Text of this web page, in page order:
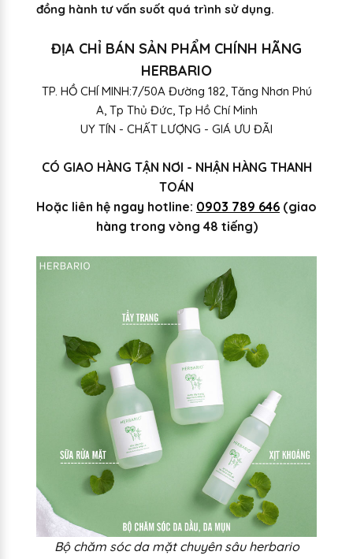
đồng hành tư vấn suốt quá trình sử dụng.
ĐỊA CHỈ BÁN SẢN PHẨM CHÍNH HÃNG
HERBARIO
TP. HỒ CHÍ MINH:7/50A Đường 182, Tăng Nhơn Phú
A, Tp Thủ Đức, Tp Hồ Chí Minh
UY TÍN - CHẤT LƯỢNG - GIÁ ƯU ĐÃI
CÓ GIAO HÀNG TẬN NƠI - NHẬN HÀNG THANH
TOÁN
Hoặc liên hệ ngay hotline: 0903 789 646 (giao
hàng trong vòng 48 tiếng)
Bộ chăm sóc da mặt chuyên sâu herbario